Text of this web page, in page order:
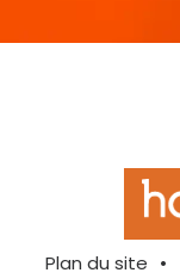
Plan du site